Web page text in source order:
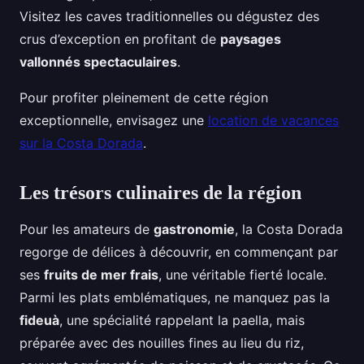
Visitez les caves traditionnelles ou dégustez des
crus d’exception en profitant de paysages
vallonnés spectaculaires.
Pour profiter pleinement de cette région
exceptionnelle, envisagez une location de vacances
sur la Costa Dorada.
Les trésors culinaires de la région
Pour les amateurs de gastronomie, la Costa Dorada
regorge de délices à découvrir, en commençant par
ses fruits de mer frais, une véritable fierté locale.
Parmi les plats emblématiques, ne manquez pas la
fideuà, une spécialité rappelant la paella, mais
préparée avec des nouilles fines au lieu du riz,